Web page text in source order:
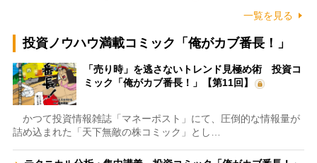
一覧を見る
投資ノウハウ満載コミック「俺がカブ番長！」
「売り時」を逃さないトレンド見極め術 投資コ
ミック「俺がカブ番長！」【第11回】
かつて投資情報雑誌「マネーポスト」にて、圧倒的な情報量が
詰め込まれた「天下無敵の株コミック」とし…